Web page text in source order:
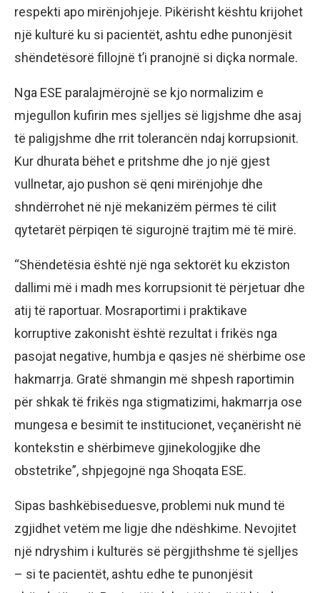
respekti apo mirënjohjeje. Pikërisht kështu krijohet
një kulturë ku si pacientët, ashtu edhe punonjësit
shëndetësorë fillojnë t’i pranojnë si diçka normale.
Nga ESE paralajmërojnë se kjo normalizim e
mjegullon kufirin mes sjelljes së ligjshme dhe asaj
të paligjshme dhe rrit tolerancën ndaj korrupsionit.
Kur dhurata bëhet e pritshme dhe jo një gjest
vullnetar, ajo pushon së qeni mirënjohje dhe
shndërrohet në një mekanizëm përmes të cilit
qytetarët përpiqen të sigurojnë trajtim më të mirë.
“Shëndetësia është një nga sektorët ku ekziston
dallimi më i madh mes korrupsionit të përjetuar dhe
atij të raportuar. Mosraportimi i praktikave
korruptive zakonisht është rezultat i frikës nga
pasojat negative, humbja e qasjes në shërbime ose
hakmarrja. Gratë shmangin më shpesh raportimin
për shkak të frikës nga stigmatizimi, hakmarrja ose
mungesa e besimit te institucionet, veçanërisht në
kontekstin e shërbimeve gjinekologjike dhe
obstetrike”, shpjegojnë nga Shoqata ESE.
Sipas bashkëbiseduesve, problemi nuk mund të
zgjidhet vetëm me ligje dhe ndëshkime. Nevojitet
një ndryshim i kulturës së përgjithshme të sjelljes
– si te pacientët, ashtu edhe te punonjësit